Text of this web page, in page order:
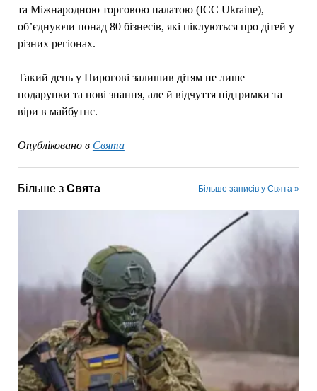
та Міжнародною торговою палатою (ICC Ukraine),
об’єднуючи понад 80 бізнесів, які піклуються про дітей у
різних регіонах.
Такий день у Пирогові залишив дітям не лише
подарунки та нові знання, але й відчуття підтримки та
віри в майбутнє.
Опубліковано в Свята
Більше з Свята Більше записів у Свята »